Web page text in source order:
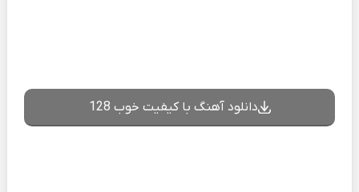
دانلود آهنگ با کیفیت خوب 128